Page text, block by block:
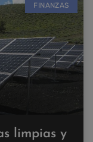
FINANZAS
limpias y